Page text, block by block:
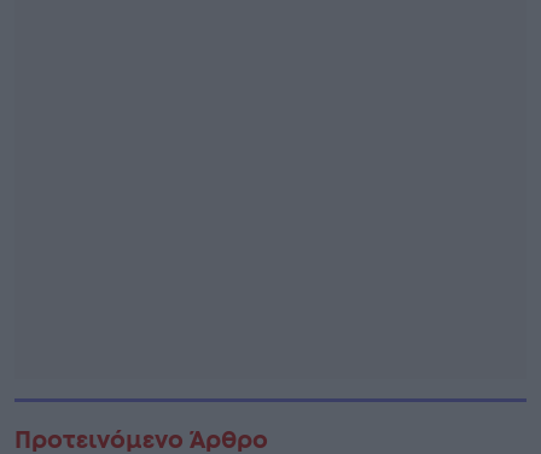
Προτεινόμενο Άρθρο